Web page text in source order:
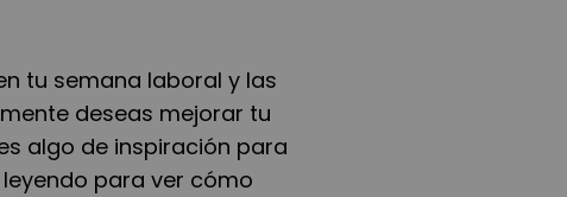
tu semana laboral y las
deseas mejorar tu
algo de inspiración para
para ver cómo